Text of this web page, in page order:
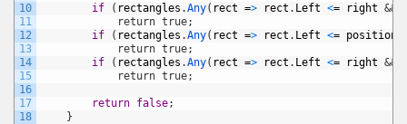
10
11
12
13
14
15
16
17
18
if
( rectangles .Any( rect => rect . Left <= right &&
return true;
if
( rectangles .Any( rect => rect . Left <= positionX
return true;
if
( rectangles .Any( rect => rect . Left <= right &&
return true;
return false;
}